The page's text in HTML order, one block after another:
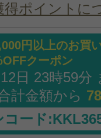
得ポイントに
円以上のお買
クーポン
日 23時59分
計金額から
コード